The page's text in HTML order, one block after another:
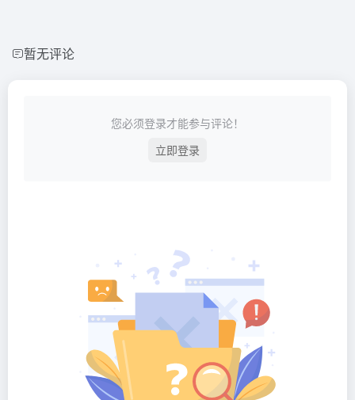
暂无评论
您必须登录才能参与评论！
立即登录